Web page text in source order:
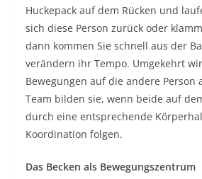
Huckepack auf dem Rücken und
sich diese Person zurück oder
dann kommen Sie schnell aus der
verändern ihr Tempo. Umgekehrt
Bewegungen auf die andere Person
Team bilden sie, wenn beide auf
durch eine entsprechende
Koordination folgen.
Das Becken als Bewegungszentrum